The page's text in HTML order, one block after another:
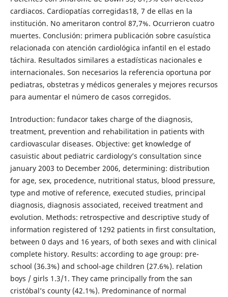
cardiacos. Cardiopatías corregidas18, 7 de ellas en la
institución. No ameritaron control 87,7%. Ocurrieron cuatro
muertes. Conclusión: primera publicación sobre casuística
relacionada con atención cardiológica infantil en el estado
táchira. Resultados similares a estadísticas nacionales e
internacionales. Son necesarios la referencia oportuna por
pediatras, obstetras y médicos generales y mejores recursos
para aumentar el número de casos corregidos.
Introduction: fundacor takes charge of the diagnosis,
treatment, prevention and rehabilitation in patients with
cardiovascular diseases. Objective: get knowledge of
casuistic about pediatric cardiology’s consultation since
january 2003 to December 2006, determining: distribution
for age, sex, procedence, nutritional status, blood pressure,
type and motive of reference, executed studies, principal
diagnosis, diagnosis associated, received treatment and
evolution. Methods: retrospective and descriptive study of
information registered of 1292 patients in first consultation,
between 0 days and 16 years, of both sexes and with clinical
complete history. Results: according to age group: pre-
school (36.3%) and school-age children (27.6%). relation
boys / girls 1.3/1. They came principally from the san
cristóbal’s county (42.1%). Predominance of normal